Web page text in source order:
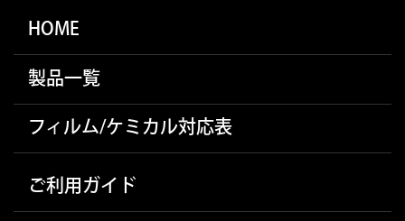
HOME
製品一覧
フィルム/ケミカル対応表
ご利用ガイド